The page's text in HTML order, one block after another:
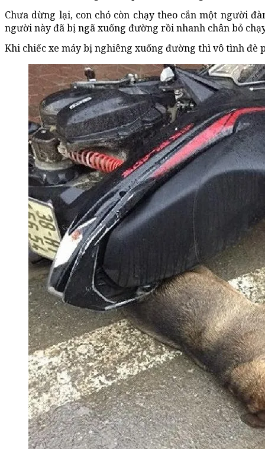
Chưa dừng lại, con chó còn chạy theo cắn một người
người này đã bị ngã xuống đường rồi nhanh chân bỏ
Khi chiếc xe máy bị nghiêng xuống đường thì vô tình đè